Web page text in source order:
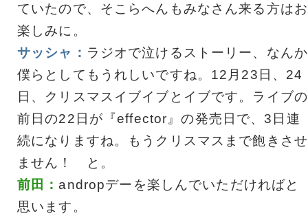
ていたので、そこらへんもみなさん来る方はお
楽しみに。
サッシャ： ラジオで泣けるストーリー、なんか
僕らとしてもうれしいですね。12月23日、24
日、クリスマスイブイブとイブです。ライブの
前日の22日が『effector』の発売日で、3日連
続になりますね。もうクリスマスまで飽きさせ
ません！ と。
前田：andropデーを楽しんでいただければと
思います。